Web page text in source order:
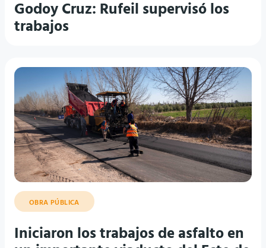
trabajos
OBRA PÚBLICA
Iniciaron los trabajos de asfalto en
un importante viaducto del Este de